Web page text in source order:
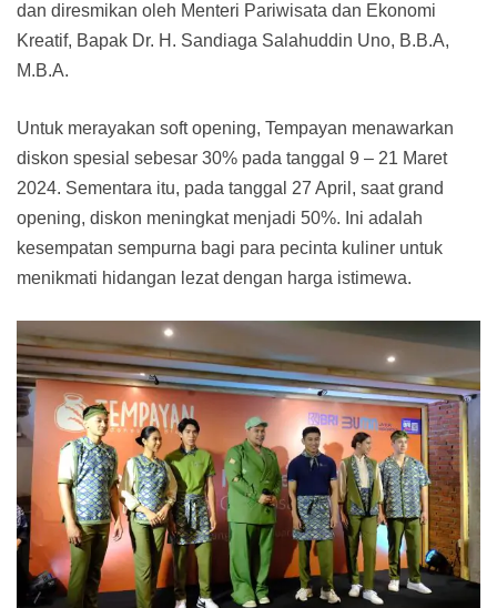
dan diresmikan oleh Menteri Pariwisata dan Ekonomi
Kreatif, Bapak Dr. H. Sandiaga Salahuddin Uno, B.B.A,
M.B.A.
Untuk merayakan soft opening, Tempayan menawarkan
diskon spesial sebesar 30% pada tanggal 9 – 21 Maret
2024. Sementara itu, pada tanggal 27 April, saat grand
opening, diskon meningkat menjadi 50%. Ini adalah
kesempatan sempurna bagi para pecinta kuliner untuk
menikmati hidangan lezat dengan harga istimewa.